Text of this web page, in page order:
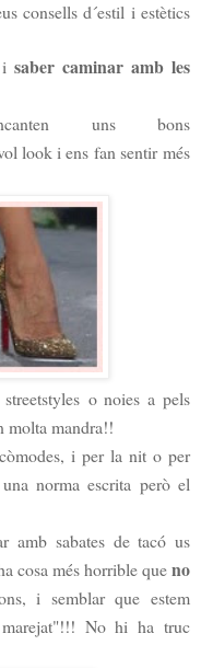
consells d´estil i estètics
i saber caminar amb les
uns bons
look i ens fan sentir més
streetstyles o noies a pels
molta mandra!!
i per la nit o per
norma escrita però el
amb sabates de tacó us
cosa més horrible queno
i semblar que estem
No hi ha truc